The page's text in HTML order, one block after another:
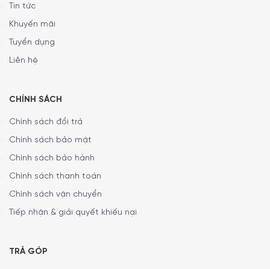
Tin tức
Khuyến mãi
Tuyển dụng
Liên hệ
CHÍNH SÁCH
Chính sách đổi trả
Chính sách bảo mật
Chính sách bảo hành
Chính sách thanh toán
Chính sách vận chuyển
Tiếp nhận & giải quyết khiếu nại
TRẢ GÓP